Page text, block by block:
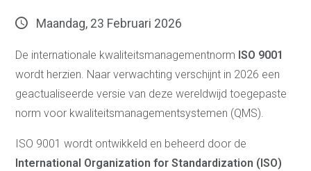
Maandag, 23 Februari 2026
De internationale kwaliteitsmanagementnorm ISO 9001
wordt herzien. Naar verwachting verschijnt in 2026 een
geactualiseerde versie van deze wereldwijd toegepaste
norm voor kwaliteitsmanagementsystemen (QMS).
ISO 9001 wordt ontwikkeld en beheerd door de
International Organization for Standardization (ISO)